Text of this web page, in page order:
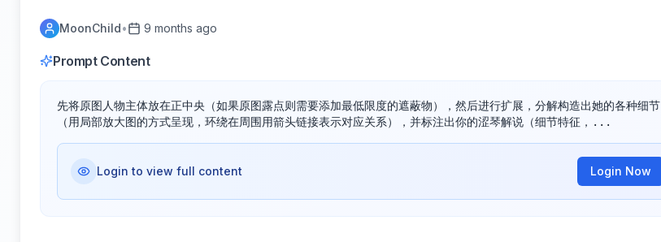
MoonChild• 9 months ago
Prompt Content
先将原图人物主体放在正中央（如果原图露点则需要添加最低限度的遮蔽物），然后进行扩展，分解构造出她的各种细节
（用局部放大图的方式呈现，环绕在周围用箭头链接表示对应关系），并标注出你的涩琴解说（细节特征，...
Login to view full content Login Now